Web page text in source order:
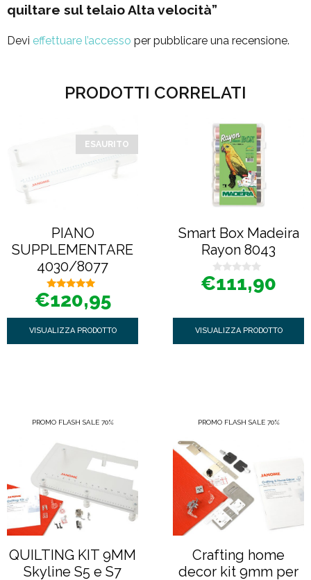
quiltare sul telaio Alta velocità”
Devi effettuare l’accesso per pubblicare una recensione.
PRODOTTI CORRELATI
ESAURITO
PIANO
SUPPLEMENTARE
4030/8077
5.00
su 5
€120,95
VISUALIZZA PRODOTTO
Smart Box Madeira
Rayon 8043
0
s
€111,90
VISUALIZZA PRODOTTO
PROMO FLASH SALE 70%
QUILTING KIT 9MM
Skyline S5 e S7
PROMO FLASH SALE 70%
Crafting home
decor kit 9mm per